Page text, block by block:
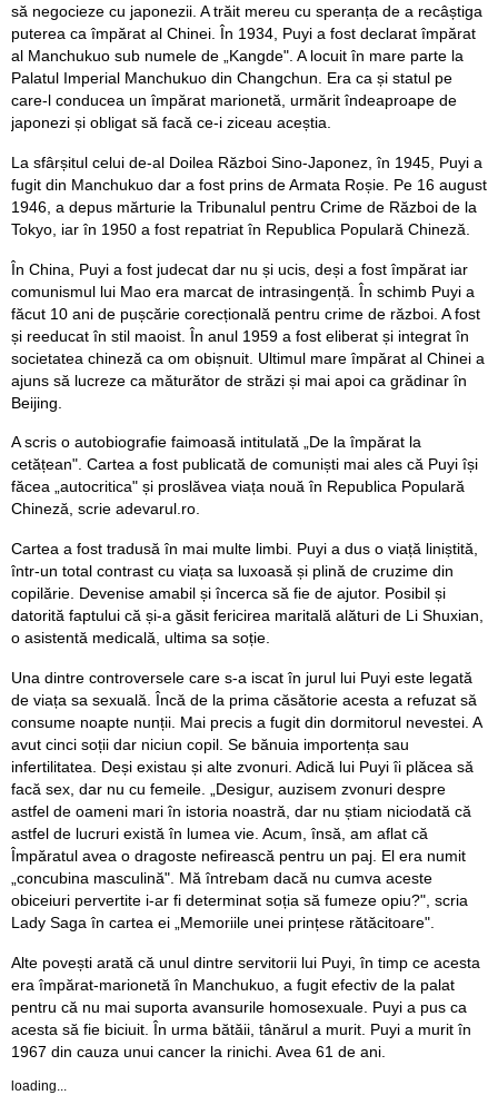
să negocieze cu japonezii. A trăit mereu cu speranța de a recâștiga
puterea ca împărat al Chinei. În 1934, Puyi a fost declarat împărat
al Manchukuo sub numele de „Kangde". A locuit în mare parte la
Palatul Imperial Manchukuo din Changchun. Era ca și statul pe
care-l conducea un împărat marionetă, urmărit îndeaproape de
japonezi și obligat să facă ce-i ziceau aceștia.
La sfârșitul celui de-al Doilea Război Sino-Japonez, în 1945, Puyi a
fugit din Manchukuo dar a fost prins de Armata Roșie. Pe 16 august
1946, a depus mărturie la Tribunalul pentru Crime de Război de la
Tokyo, iar în 1950 a fost repatriat în Republica Populară Chineză.
În China, Puyi a fost judecat dar nu și ucis, deși a fost împărat iar
comunismul lui Mao era marcat de intrasingență. În schimb Puyi a
făcut 10 ani de pușcărie corecțională pentru crime de război. A fost
și reeducat în stil maoist. În anul 1959 a fost eliberat și integrat în
societatea chineză ca om obișnuit. Ultimul mare împărat al Chinei a
ajuns să lucreze ca măturător de străzi și mai apoi ca grădinar în
Beijing.
A scris o autobiografie faimoasă intitulată „De la împărat la
cetățean". Cartea a fost publicată de comuniști mai ales că Puyi își
făcea „autocritica" și proslăvea viața nouă în Republica Populară
Chineză, scrie adevarul.ro.
Cartea a fost tradusă în mai multe limbi. Puyi a dus o viață liniștită,
într-un total contrast cu viața sa luxoasă și plină de cruzime din
copilărie. Devenise amabil și încerca să fie de ajutor. Posibil și
datorită faptului că și-a găsit fericirea maritală alături de Li Shuxian,
o asistentă medicală, ultima sa soție.
Una dintre controversele care s-a iscat în jurul lui Puyi este legată
de viața sa sexuală. Încă de la prima căsătorie acesta a refuzat să
consume noapte nunții. Mai precis a fugit din dormitorul nevestei. A
avut cinci soții dar niciun copil. Se bănuia importența sau
infertilitatea. Deși existau și alte zvonuri. Adică lui Puyi îi plăcea să
facă sex, dar nu cu femeile. „Desigur, auzisem zvonuri despre
astfel de oameni mari în istoria noastră, dar nu știam niciodată că
astfel de lucruri există în lumea vie. Acum, însă, am aflat că
Împăratul avea o dragoste nefirească pentru un paj. El era numit
„concubina masculină". Mă întrebam dacă nu cumva aceste
obiceiuri pervertite i-ar fi determinat soția să fumeze opiu?", scria
Lady Saga în cartea ei „Memoriile unei prințese rătăcitoare".
Alte povești arată că unul dintre servitorii lui Puyi, în timp ce acesta
era împărat-marionetă în Manchukuo, a fugit efectiv de la palat
pentru că nu mai suporta avansurile homosexuale. Puyi a pus ca
acesta să fie biciuit. În urma bătăii, tânărul a murit. Puyi a murit în
1967 din cauza unui cancer la rinichi. Avea 61 de ani.
loading...